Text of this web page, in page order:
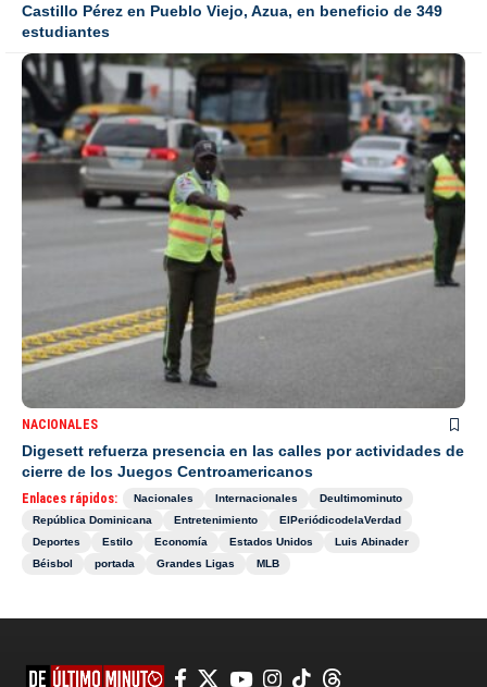
Castillo Pérez en Pueblo Viejo, Azua, en beneficio de 349
estudiantes
NACIONALES
Digesett refuerza presencia en las calles por actividades de
cierre de los Juegos Centroamericanos
Enlaces rápidos: Nacionales Internacionales
Deultimominuto
República Dominicana
Entretenimiento
ElPeriódicodelaVerdad
Deportes
Estilo Economía Estados Unidos
Luis Abinader
Béisbol
portada Grandes Ligas MLB